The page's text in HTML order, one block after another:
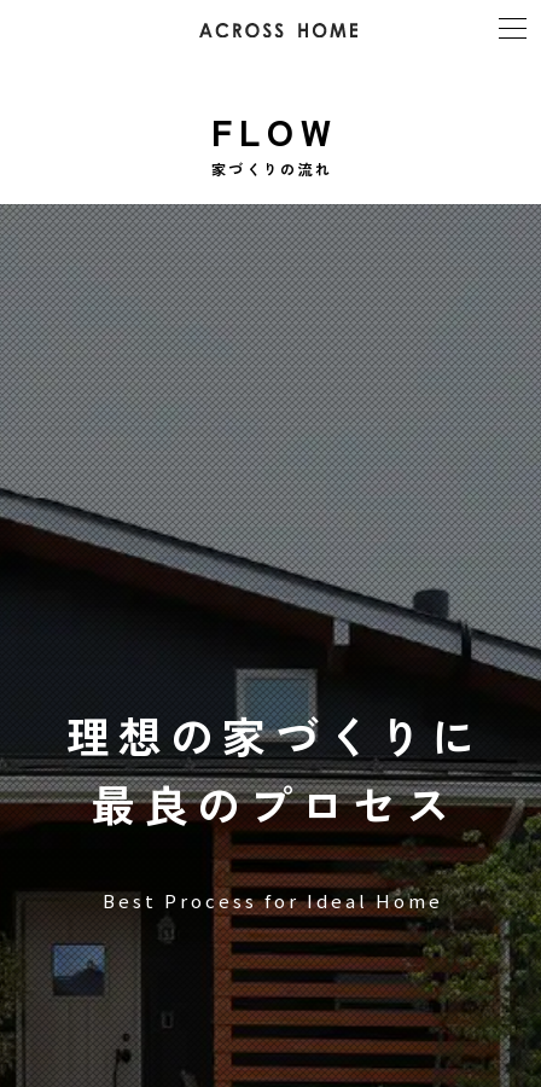
FLOW
家づくりの流れ
理想の家づくりに
最良のプロセス
Best Process for Ideal Home